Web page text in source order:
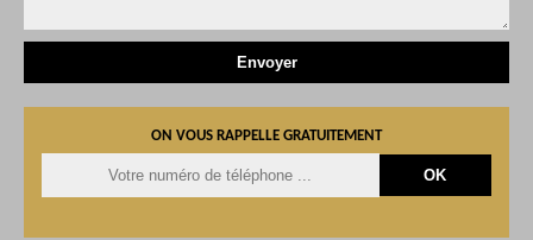
ON VOUS RAPPELLE GRATUITEMENT